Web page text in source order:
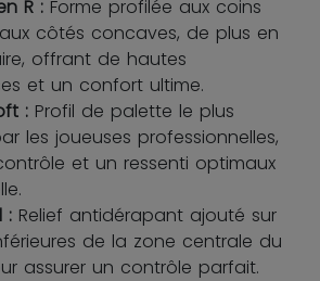
R : Forme profilée aux coins
côtés concaves, de plus en
offrant de hautes
et un confort ultime.
: Profil de palette le plus
les joueuses professionnelles,
et un ressenti optimaux
: Relief antidérapant ajouté sur
de la zone centrale du
assurer un contrôle parfait.